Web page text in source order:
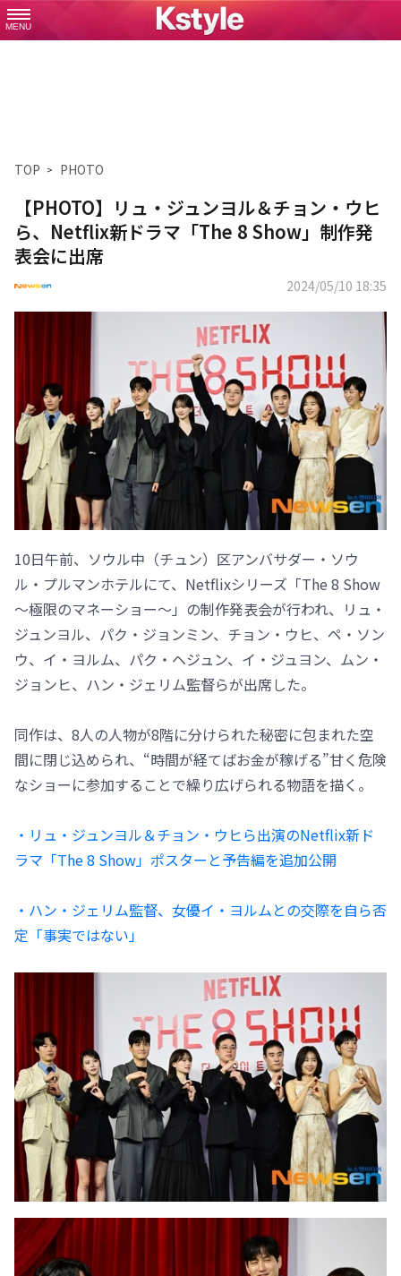
MENU
TOP PHOTO
【PHOTO】リュ・ジュンヨル＆チョン・ウヒ
ら、Netflix新ドラマ「The 8 Show」制作発
表会に出席
2024/05/10 18:35
10日午前、ソウル中（チュン）区アンバサダー・ソウ
ル・プルマンホテルにて、Netflixシリーズ「The 8 Show
～極限のマネーショー～」の制作発表会が行われ、リュ・
ジュンヨル、パク・ジョンミン、チョン・ウヒ、ペ・ソン
ウ、イ・ヨルム、パク・ヘジュン、イ・ジュヨン、ムン・
ジョンヒ、ハン・ジェリム監督らが出席した。
同作は、8人の人物が8階に分けられた秘密に包まれた空
間に閉じ込められ、“時間が経てばお金が稼げる”甘く危険
なショーに参加することで繰り広げられる物語を描く。
・リュ・ジュンヨル＆チョン・ウヒら出演のNetflix新ド
ラマ「The 8 Show」ポスターと予告編を追加公開
・ハン・ジェリム監督、女優イ・ヨルムとの交際を自ら否
定「事実ではない」